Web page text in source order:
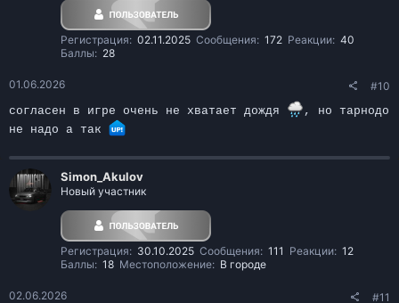
Регистрация 02.11.2025 Сообщения 172 Реакции 40
Баллы
28
01.06.2026
#10
согласен в игре очень не хватает дождя
, но тарнодо
не надо а так
Simon_Akulov
Новый участник
Регистрация 30.10.2025 Сообщения 111 Реакции 12
Баллы
18 Местоположение В городе
02.06.2026 #11